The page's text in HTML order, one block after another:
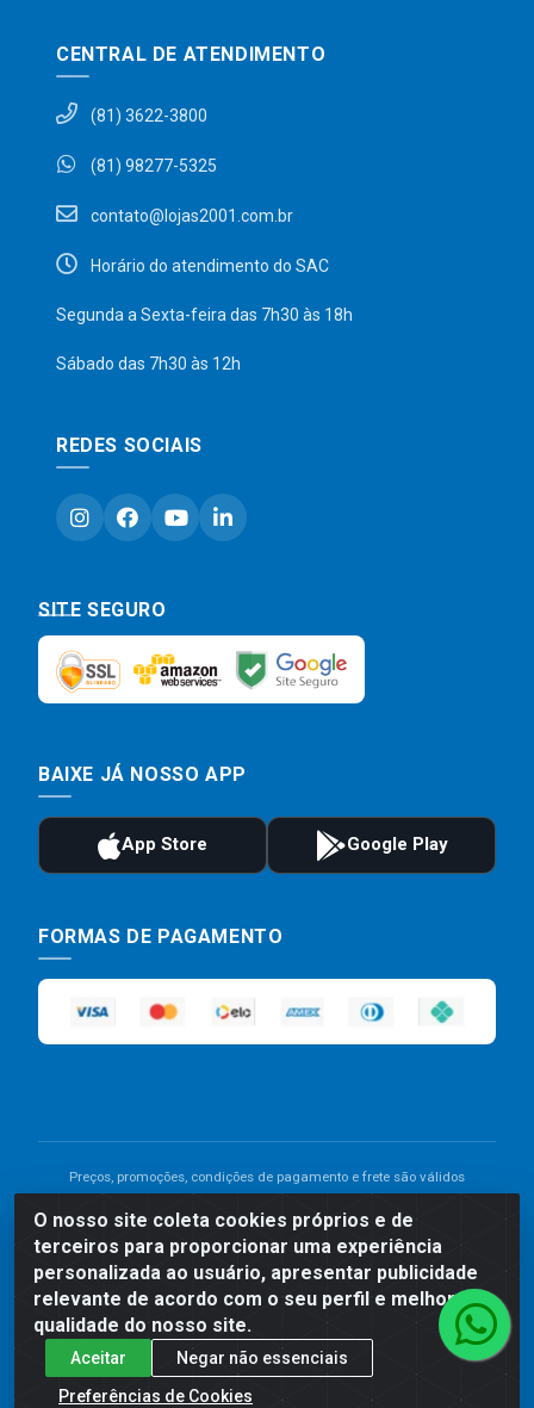
O nosso site coleta cookies próprios e de
terceiros para proporcionar uma experiência
personalizada ao usuário, apresentar publicidade
relevante de acordo com o seu perfil e melhorar a
qualidade do nosso site.
Aceitar
Negar não essenciais
Preferências de Cookies
CENTRAL DE ATENDIMENTO
(81) 3622-3800
(81) 98277-5325
contato@lojas2001.com.br
Horário do atendimento do SAC
Segunda a Sexta-feira das 7h30 às 18h
Sábado das 7h30 às 12h
REDES SOCIAIS
SITE SEGURO
BAIXE JÁ NOSSO APP
FORMAS DE PAGAMENTO
Preços, promoções, condições de pagamento e frete são válidos
divergência de preço de um produto, será válido o preço que for
exibido no carrinho de compras do site no momento do pagamento.
As vendas estão sujeitas a análise e disponibilidade do estoque.
Imagens de produtos meramente ilustrativas.
Comercial de Construção 2001 LTDA - Av. Congresso
Eucarístico, 1179 - São José, Carpina - PE - CEP: 55811-
000 - 70.220.389/0001-66